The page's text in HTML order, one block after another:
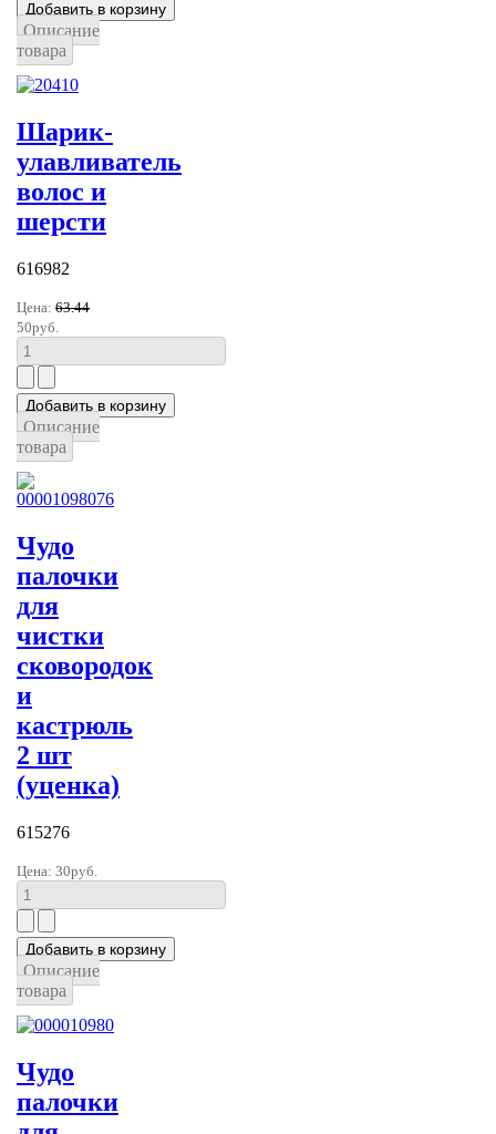
Описание
товара
Шарик-
улавливатель
волос и
шерсти
616982
Цена: 63.44
50руб.
Описание
товара
Чудо
палочки
для
чистки
сковородок
и
кастрюль
2 шт
(уценка)
615276
Цена: 30руб.
Описание
товара
Чудо
палочки